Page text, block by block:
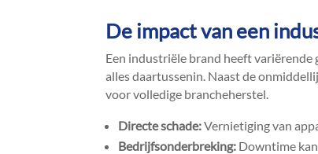
De impact van een
Een industriële brand heeft variërende
alles daartussenin.​ Naast de
voor volledige brancheherstel.​
Directe schade:Vernietiging van
Bedrijfsonderbreking: Downtime